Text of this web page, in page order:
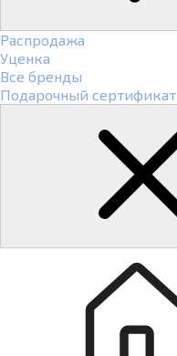
Распродажа
Уценка
Все бренды
Подарочный сертификат